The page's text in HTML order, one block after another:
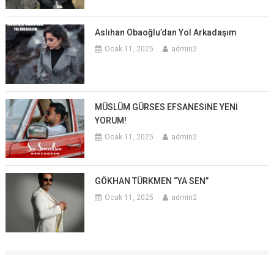
Aslıhan Obaoğlu’dan Yol Arkadaşım
Ocak 11, 2025 admin2
MÜSLÜM GÜRSES EFSANESİNE YENİ
YORUM!
Ocak 11, 2025 admin2
GÖKHAN TÜRKMEN “YA SEN”
Ocak 11, 2025 admin2